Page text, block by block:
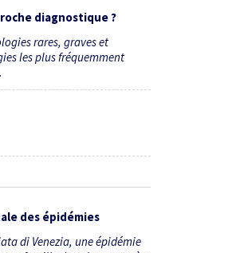
diagnostique ?
rares, graves et
les plus fréquemment
des épidémies
di Venezia, une épidémie